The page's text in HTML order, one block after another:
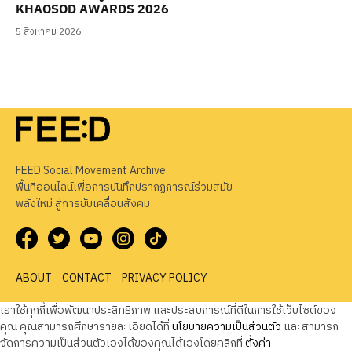
KHAOSOD AWARDS 2026
5 สิงหาคม 2026
FEED Social Movement Archive
พื้นที่ออนไลน์เพื่อการบันทึกปรากฏการณ์ร่วมสมัย
พลังใหม่ สู่การขับเคลื่อนสังคม
ABOUT CONTACT
PRIVACY POLICY
เราใช้คุกกี้เพื่อพัฒนาประสิทธิภาพ และประสบการณ์ที่ดีในการใช้เว็บไซต์ของ
คุณ คุณสามารถศึกษารายละเอียดได้ที่นโยบายความเป็นส่วนตัว และสามารถ
จัดการความเป็นส่วนตัวเองได้ของคุณได้เองโดยคลิกที่ตั้งค่า